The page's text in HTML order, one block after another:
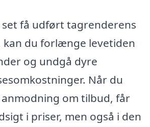
set få udført tagrenderens
du forlænge levetiden
og undgå dyre
Når du
om tilbud, får
i priser, men også i den